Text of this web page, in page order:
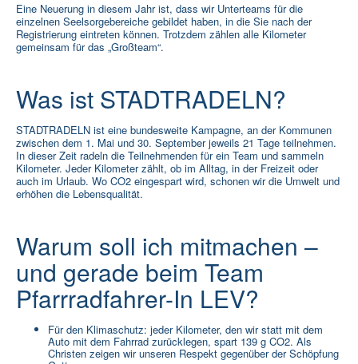
Eine Neuerung in diesem Jahr ist, dass wir Unterteams für die
einzelnen Seelsorgebereiche gebildet haben, in die Sie nach der
Registrierung eintreten können. Trotzdem zählen alle Kilometer
gemeinsam für das „Großteam“.
Was ist STADTRADELN?
STADTRADELN ist eine bundesweite Kampagne, an der Kommunen
zwischen dem 1. Mai und 30. September jeweils 21 Tage teilnehmen.
In dieser Zeit radeln die Teilnehmenden für ein Team und sammeln
Kilometer. Jeder Kilometer zählt, ob im Alltag, in der Freizeit oder
auch im Urlaub. Wo CO2 eingespart wird, schonen wir die Umwelt und
erhöhen die Lebensqualität.
Warum soll ich mitmachen –
und gerade beim Team
Pfarrradfahrer-In LEV?
Für den Klimaschutz: jeder Kilometer, den wir statt mit dem
Auto mit dem Fahrrad zurücklegen, spart 139 g CO2. Als
Christen zeigen wir unseren Respekt gegenüber der Schöpfung